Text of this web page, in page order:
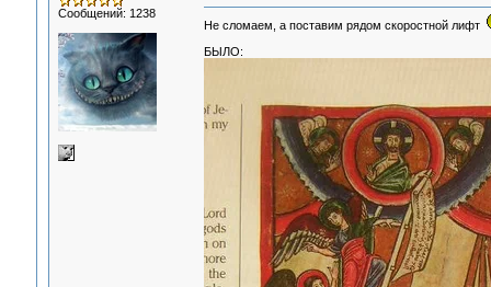
Сообщений: 1238
Не сломаем, а поставим рядом скоростной лифт
БЫЛО: